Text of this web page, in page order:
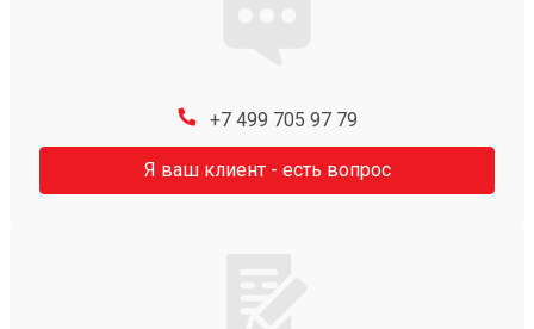
+7 499 705 97 79
Я ваш клиент - есть вопрос